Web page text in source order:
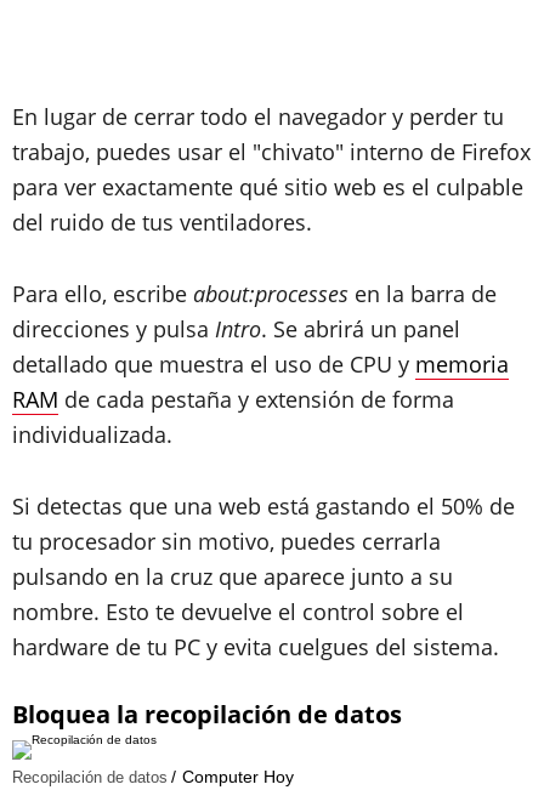
En lugar de cerrar todo el navegador y perder tu
trabajo, puedes usar el "chivato" interno de Firefox
para ver exactamente qué sitio web es el culpable
del ruido de tus ventiladores.
Para ello, escribe about:processes en la barra de
direcciones y pulsa Intro. Se abrirá un panel
detallado que muestra el uso de CPU y memoria
RAM de cada pestaña y extensión de forma
individualizada.
Si detectas que una web está gastando el 50% de
tu procesador sin motivo, puedes cerrarla
pulsando en la cruz que aparece junto a su
nombre. Esto te devuelve el control sobre el
hardware de tu PC y evita cuelgues del sistema.
Bloquea la recopilación de datos
Recopilación de datos Computer Hoy